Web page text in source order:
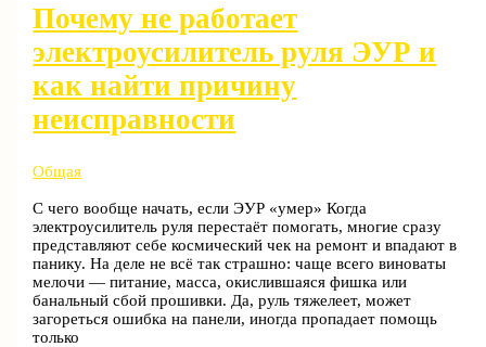
Почему не работает
электроусилитель руля ЭУР и
как найти причину
неисправности
Общая
С чего вообще начать, если ЭУР «умер» Когда
электроусилитель руля перестаёт помогать, многие сразу
представляют себе космический чек на ремонт и впадают в
панику. На деле не всё так страшно: чаще всего виноваты
мелочи — питание, масса, окислившаяся фишка или
банальный сбой прошивки. Да, руль тяжелеет, может
загореться ошибка на панели, иногда пропадает помощь
только